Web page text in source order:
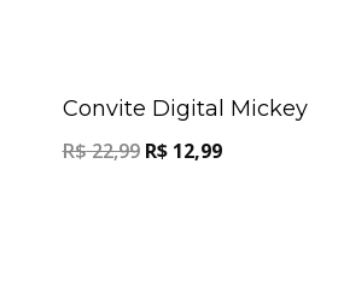
Convite Digital Mickey
R$22,99 R$12,99